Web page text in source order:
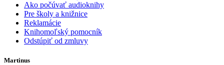
Ako počúvať audioknihy
Pre školy a knižnice
Reklamácie
Knihomoľský pomocník
Odstúpiť od zmluvy
Martinus